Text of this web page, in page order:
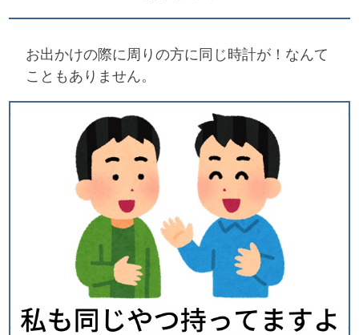
お出かけの際に周りの方に同じ時計が！なんて
こともありません。